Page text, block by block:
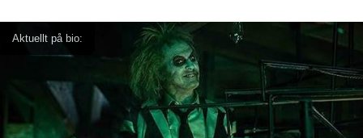
Aktuellt på bio: